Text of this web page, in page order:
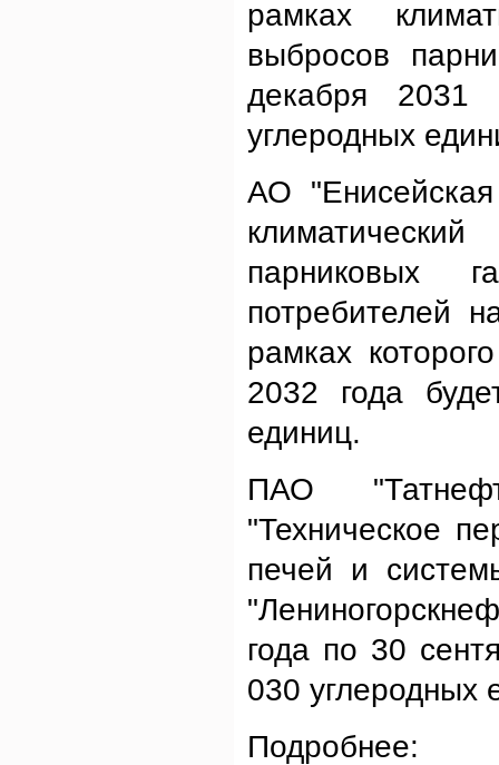
рамках
выбросов
декабря 2031
углеродных
АО
парниковых
потребителей
рамках
2032 года
единиц.
ПАО
"Техническое
печей и
года по 30
030 углеродных
Подробнее: